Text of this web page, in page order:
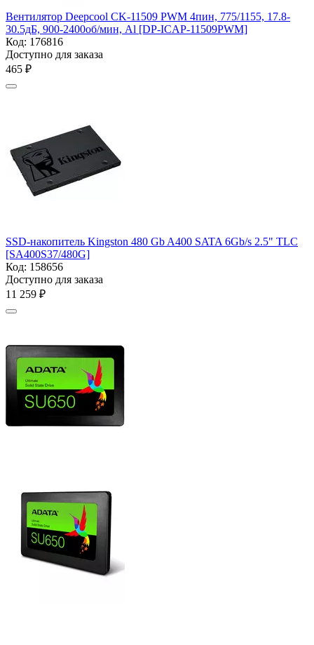
Вентилятор Deepcool CK-11509 PWM 4пин, 775/1155, 17.8-
30.5дБ, 900-2400об/мин, Al [DP-ICAP-11509PWM]
Код: 176816
Доступно для заказа
‍465‍ ₽
SSD-накопитель Kingston 480 Gb A400 SATA 6Gb/s 2.5" TLC
[SA400S37/480G]
Код: 158656
Доступно для заказа
11 259 ₽